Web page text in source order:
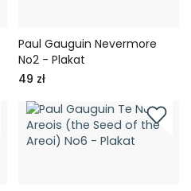
Paul Gauguin Nevermore
No2 - Plakat
49 zł